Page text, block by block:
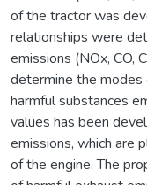
of the tractor was
relationships were
emissions (NOx, CO,
determine the
harmful substances
values has been
emissions, which are
of the engine. The